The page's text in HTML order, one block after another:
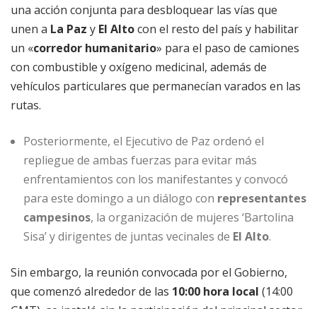
una acción conjunta para desbloquear las vías que
unen a La Paz y El Altocon el resto del país y habilitar
un «corredor humanitario» para el paso de camiones
con combustible y oxígeno medicinal, además de
vehículos particulares que permanecían varados en las
rutas.
Posteriormente, el Ejecutivo de Paz ordenó el
repliegue de ambas fuerzas para evitar más
enfrentamientos con los manifestantes y convocó
para este domingo a un diálogo con representantes
campesinos, la organización de mujeres ‘Bartolina
Sisa’ y dirigentes de juntas vecinales de El Alto.
Sin embargo, la reunión convocada por el Gobierno,
que comenzó alrededor de las 10:00 hora local (14:00